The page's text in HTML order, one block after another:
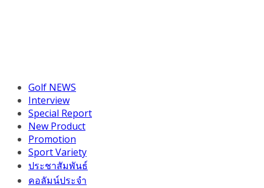
Golf NEWS
Interview
Special Report
New Product
Promotion
Sport Variety
ประชาสัมพันธ์
คอลัมน์ประจำ